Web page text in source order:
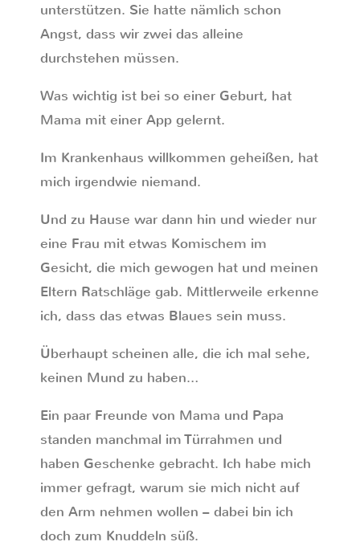
unterstützen. Sie hatte nämlich schon
Angst, dass wir zwei das alleine
durchstehen müssen.
Was wichtig ist bei so einer Geburt, hat
Mama mit einer App gelernt.
Im Krankenhaus willkommen geheißen, hat
mich irgendwie niemand.
Und zu Hause war dann hin und wieder nur
eine Frau mit etwas Komischem im
Gesicht, die mich gewogen hat und meinen
Eltern Ratschläge gab. Mittlerweile erkenne
ich, dass das etwas Blaues sein muss.
Überhaupt scheinen alle, die ich mal sehe,
keinen Mund zu haben…
Ein paar Freunde von Mama und Papa
standen manchmal im Türrahmen und
haben Geschenke gebracht. Ich habe mich
immer gefragt, warum sie mich nicht auf
den Arm nehmen wollen – dabei bin ich
doch zum Knuddeln süß.